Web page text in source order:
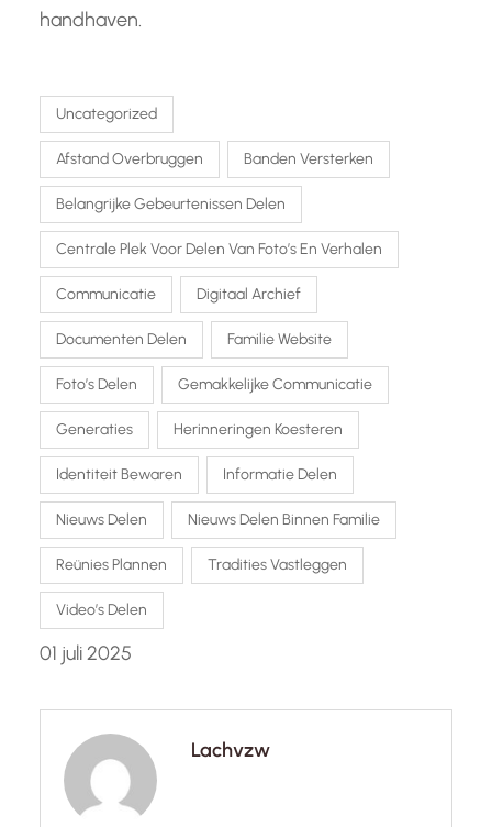
handhaven.
Uncategorized
Afstand Overbruggen Banden Versterken
Belangrijke Gebeurtenissen Delen
Centrale Plek Voor Delen Van Foto’s En Verhalen
Communicatie Digitaal Archief
Documenten Delen Familie Website
Foto’s Delen Gemakkelijke Communicatie
Generaties Herinneringen Koesteren
Identiteit Bewaren Informatie Delen
Nieuws Delen Nieuws Delen Binnen Familie
Reünies Plannen Tradities Vastleggen
Video’s Delen
01 juli 2025
Lachvzw